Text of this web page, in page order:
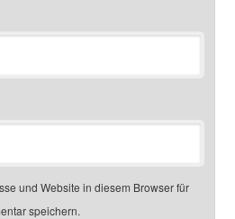
und Website in diesem Browser für
speichern.